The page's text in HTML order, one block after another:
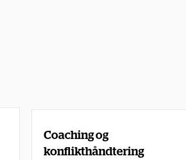
Coaching og
konflikthåndtering